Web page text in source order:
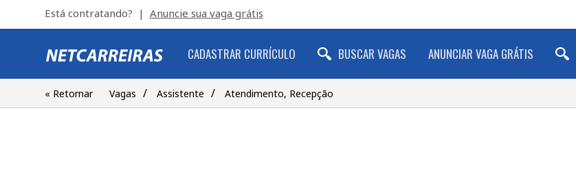
Está contratando? | Anuncie sua vaga grátis
CADASTRAR CURRÍCULO BUSCAR VAGAS ANUNCIAR VAGA GRÁTIS
« Retornar Vagas / Assistente / Atendimento, Recepção